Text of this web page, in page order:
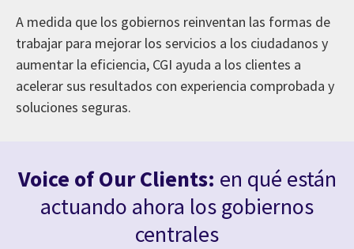
A medida que los gobiernos reinventan las formas de
trabajar para mejorar los servicios a los ciudadanos y
aumentar la eficiencia, CGI ayuda a los clientes a
acelerar sus resultados con experiencia comprobada y
soluciones seguras.
Voice of Our Clients: en qué están
actuando ahora los gobiernos
centrales